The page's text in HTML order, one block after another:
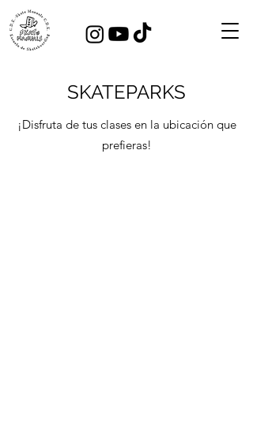
SKATEPARKS
¡Disfruta de tus clases en la ubicación que
prefieras!